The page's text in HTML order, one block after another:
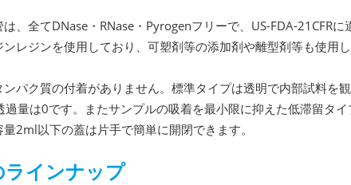
、全てDNase・RNase・Pyrogenフリーで、US-FDA-21CFR
レジンを使用しており、可塑剤等の添加剤や離型剤等も使用
パク質の付着がありません。標準タイプは透明で内部試料を
量は0です。またサンプルの吸着を最小限に抑えた低滞留タイ
2ml以下の蓋は片手で簡単に開閉できます。
インナップ